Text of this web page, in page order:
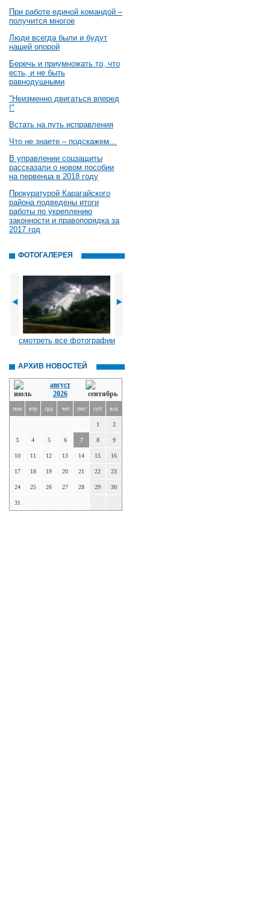
При работе единой командой –
получится многое
Люди всегда были и будут
нашей опорой
Беречь и приумножать то, что
есть, и не быть
равнодушными
"Неизменно двигаться вперед
!"
Встать на путь исправления
Что не знаете – подскажем…
В управлении соцзащиты
рассказали о новом пособии
на первенца в 2018 году
Прокуратурой Карагайского
района подведены итоги
работы по укреплению
законности и правопорядка за
2017 год
ФОТОГАЛЕРЕЯ
смотреть все фотографии
АРХИВ НОВОСТЕЙ
август
2026
пон втр срд чет пят суб вск
1 2
3 4 5 6 7 8 9
10 11 12 13 14 15 16
17 18 19 20 21 22 23
24 25 26 27 28 29 30
31